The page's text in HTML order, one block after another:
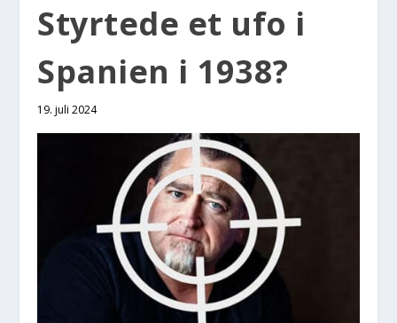
Styr­te­de et ufo i
Spa­ni­en i 1938?
19. juli 2024